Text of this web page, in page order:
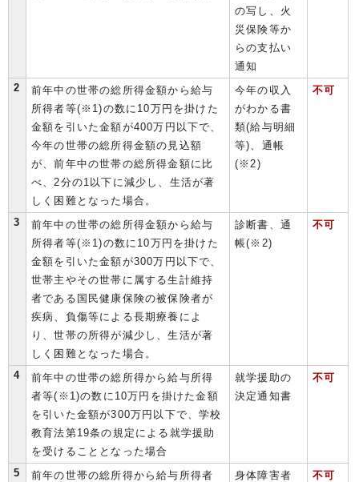
の写し、火
災保険等か
らの支払い
通知
2
前年中の世帯の総所得金額から給与
所得者等(※1)の数に10万円を掛けた
金額を引いた金額が400万円以下で、
今年の世帯の総所得金額の見込額
が、前年中の世帯の総所得金額に比
べ、2分の1以下に減少し、生活が著
しく困難となった場合。
今年の収入
がわかる書
類(給与明細
等)、通帳
(※2)
不可
3
前年中の世帯の総所得金額から給与
所得者等(※1)の数に10万円を掛けた
金額を引いた金額が300万円以下で、
世帯主やその世帯に属する生計維持
者である国民健康保険の被保険者が
疾病、負傷等による長期療養によ
り、世帯の所得が減少し、生活が著
しく困難となった場合。
診断書、通
帳(※2)
不可
4
前年中の世帯の総所得から給与所得
者等(※1)の数に10万円を掛けた金額
を引いた金額が300万円以下で、学校
教育法第19条の規定による就学援助
を受けることとなった場合
就学援助の
決定通知書
不可
5
前年の世帯の総所得から給与所得者
身体障害者
不可